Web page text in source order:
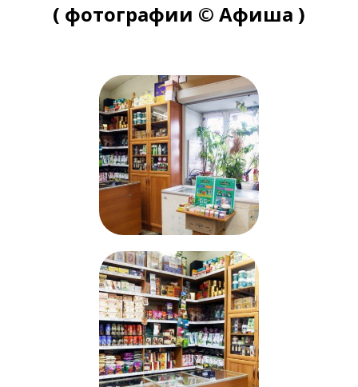
( фотографии © Афиша )